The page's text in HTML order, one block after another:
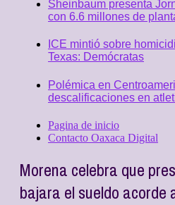
Sheinbaum presenta
con 6.6 millones de
ICE mintió sobre
Texas: Demócratas
Polémica en
descalificaciones en
Pagina de inicio
Contacto Oaxaca Digital
Morena celebra que
bajara el sueldo acorde